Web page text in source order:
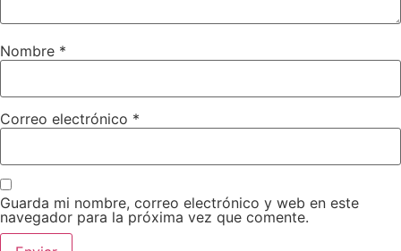
Nombre *
Correo electrónico *
Guarda mi nombre, correo electrónico y web en este
navegador para la próxima vez que comente.